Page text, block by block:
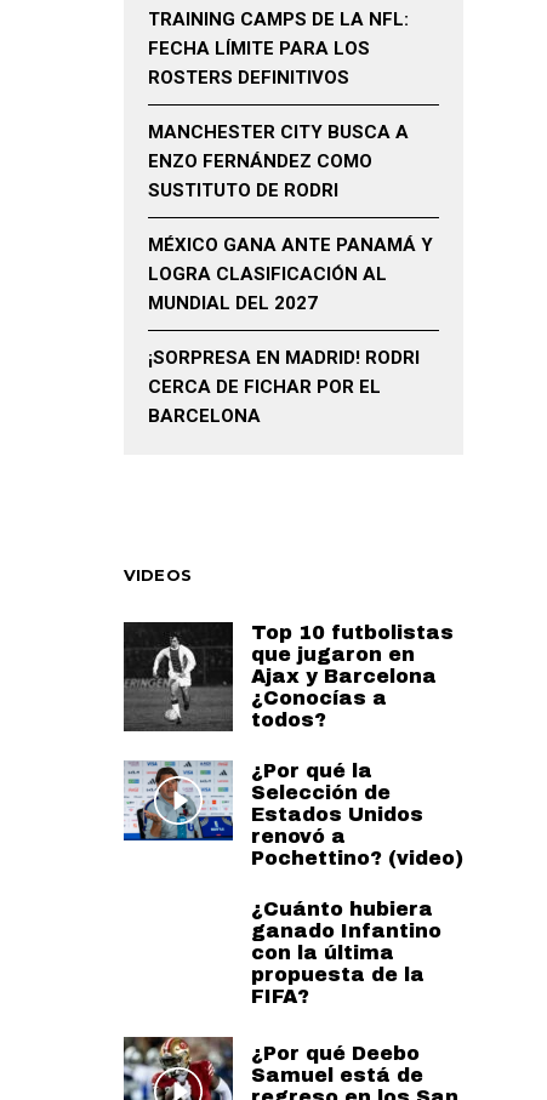
TRAINING CAMPS DE LA NFL:
FECHA LÍMITE PARA LOS
ROSTERS DEFINITIVOS
MANCHESTER CITY BUSCA A
ENZO FERNÁNDEZ COMO
SUSTITUTO DE RODRI
MÉXICO GANA ANTE PANAMÁ Y
LOGRA CLASIFICACIÓN AL
MUNDIAL DEL 2027
¡SORPRESA EN MADRID! RODRI
CERCA DE FICHAR POR EL
BARCELONA
VIDEOS
Top 10 futbolistas
que jugaron en
Ajax y Barcelona
¿Conocías a
todos?
¿Por qué la
Selección de
Estados Unidos
renovó a
Pochettino? (video)
¿Cuánto hubiera
ganado Infantino
con la última
propuesta de la
FIFA?
¿Por qué Deebo
Samuel está de